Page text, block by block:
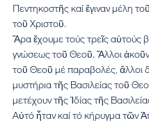
Πεντηκοστῆς καί ἔγιναν μέλη
τοῦ Χριστοῦ.
Ἄρα ἔχουμε τούς τρεῖς αὐτούς
γνώσεως τοῦ Θεοῦ. Ἄλλοι
τοῦ Θεοῦ μέ παραβολές, ἄλλοι
μυστήρια τῆς Βασιλείας τοῦ
μετέχουν τῆς Ἰδίας τῆς
Αὐτό ἦταν καί τό κήρυγμα τῶν